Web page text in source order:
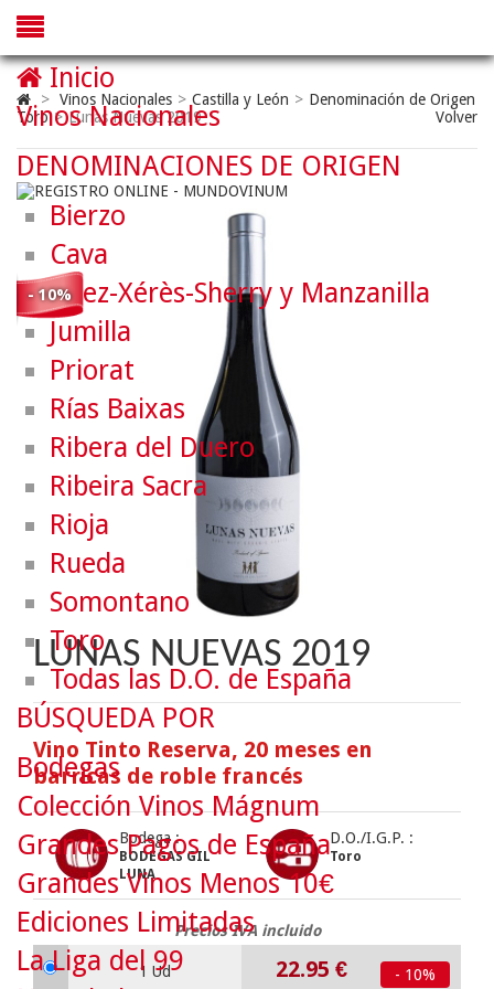
> Vinos Nacionales > Castilla y León > Denominación de Origen
Toro > Lunas Nuevas 2019 Volver
- 10%
LUNAS NUEVAS 2019
Vino Tinto Reserva, 20 meses en
barricas de roble francés
Bodega :
BODEGAS GIL
LUNA
D.O./I.G.P. :
Toro
Precios IVA incluido
1 Ud 22.95 € - 10%
Inicio
Vinos Nacionales
DENOMINACIONES DE ORIGEN
Bierzo
Cava
Jerez-Xérès-Sherry y Manzanilla
Jumilla
Priorat
Rías Baixas
Ribera del Duero
Ribeira Sacra
Rioja
Rueda
Somontano
Toro
Todas las D.O. de España
BÚSQUEDA POR
Bodegas
Colección Vinos Mágnum
Grandes Pagos de España
Grandes Vinos Menos 10€
Ediciones Limitadas
La Liga del 99